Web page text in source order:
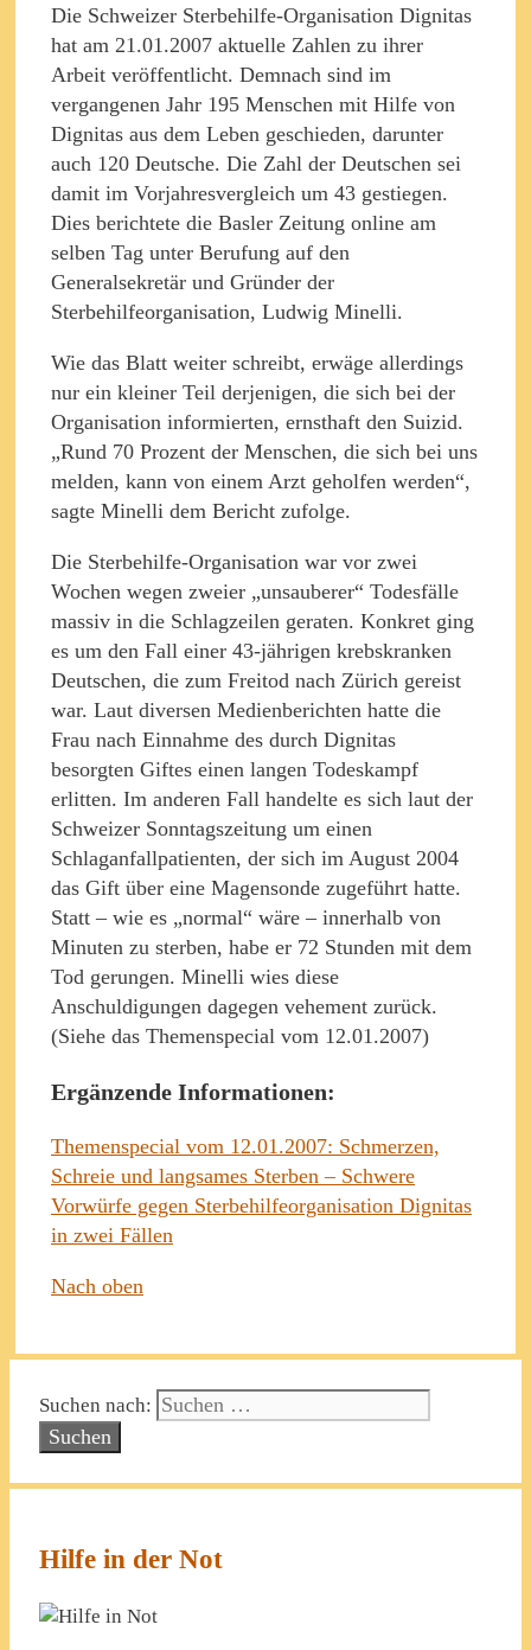
Die Schweizer Sterbehilfe-Organisation Dignitas
hat am 21.01.2007 aktuelle Zahlen zu ihrer
Arbeit veröffentlicht. Demnach sind im
vergangenen Jahr 195 Menschen mit Hilfe von
Dignitas aus dem Leben geschieden, darunter
auch 120 Deutsche. Die Zahl der Deutschen sei
damit im Vorjahresvergleich um 43 gestiegen.
Dies berichtete die Basler Zeitung online am
selben Tag unter Berufung auf den
Generalsekretär und Gründer der
Sterbehilfeorganisation, Ludwig Minelli.
Wie das Blatt weiter schreibt, erwäge allerdings
nur ein kleiner Teil derjenigen, die sich bei der
Organisation informierten, ernsthaft den Suizid.
„Rund 70 Prozent der Menschen, die sich bei uns
melden, kann von einem Arzt geholfen werden“,
sagte Minelli dem Bericht zufolge.
Die Sterbehilfe-Organisation war vor zwei
Wochen wegen zweier „unsauberer“ Todesfälle
massiv in die Schlagzeilen geraten. Konkret ging
es um den Fall einer 43-jährigen krebskranken
Deutschen, die zum Freitod nach Zürich gereist
war. Laut diversen Medienberichten hatte die
Frau nach Einnahme des durch Dignitas
besorgten Giftes einen langen Todeskampf
erlitten. Im anderen Fall handelte es sich laut der
Schweizer Sonntagszeitung um einen
Schlaganfallpatienten, der sich im August 2004
das Gift über eine Magensonde zugeführt hatte.
Statt – wie es „normal“ wäre – innerhalb von
Minuten zu sterben, habe er 72 Stunden mit dem
Tod gerungen. Minelli wies diese
Anschuldigungen dagegen vehement zurück.
(Siehe das Themenspecial vom 12.01.2007)
Ergänzende Informationen:
Themenspecial vom 12.01.2007: Schmerzen,
Schreie und langsames Sterben – Schwere
Vorwürfe gegen Sterbehilfeorganisation Dignitas
in zwei Fällen
Nach oben
Suchen nach:
Hilfe in der Not